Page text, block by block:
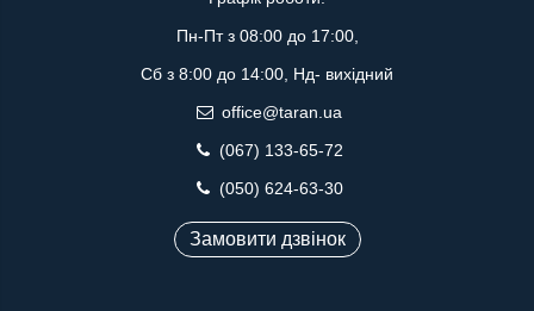
Пн-Пт з 08:00 до 17:00,
Сб з 8:00 до 14:00, Нд- вихідний
office@taran.ua
(067) 133-65-72
(050) 624-63-30
Замовити дзвінок